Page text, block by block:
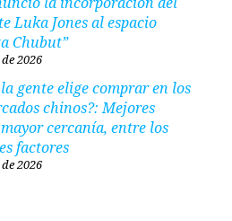
Luka Jones al espacio
Chubut”
2026
gente elige comprar en los
chinos?: Mejores
cercanía, entre los
factores
2026